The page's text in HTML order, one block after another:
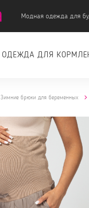
Модная одежда для
ОДЕЖДА ДЛЯ
Зимние брюки для беременных